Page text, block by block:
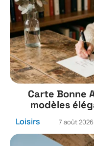
Carte Bonne
modèles
Loisirs 7 août 2026